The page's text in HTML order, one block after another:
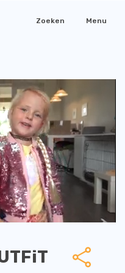
Zoeken Menu